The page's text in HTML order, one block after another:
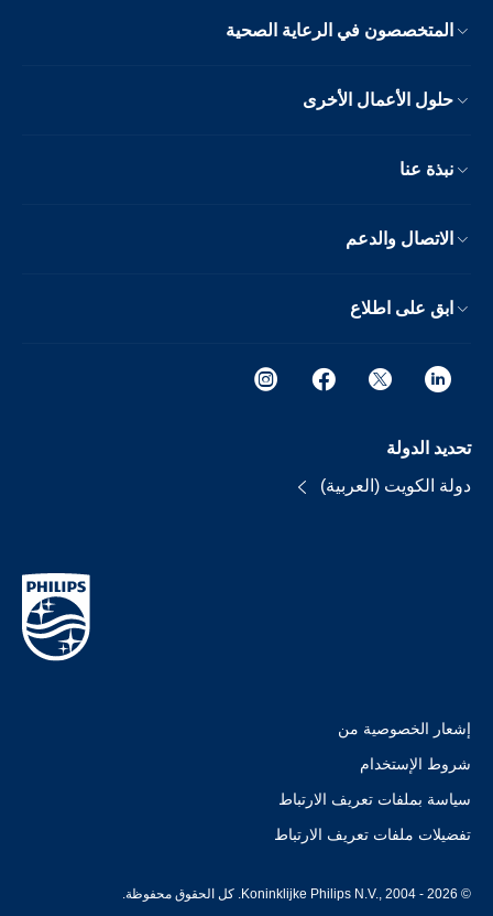
المتخصصون في الرعاية الصحية
حلول الأعمال الأخرى
نبذة عنا
الاتصال والدعم
ابق على اطلاع
تحديد الدولة
دولة الكويت (العربية)
إشعار الخصوصية من
شروط الإستخدام
سياسة بملفات تعريف الارتباط
تفضيلات ملفات تعريف الارتباط
© Koninklijke Philips N.V., 2004 - 2026. كل الحقوق محفوظة.